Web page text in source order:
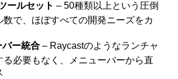
ールセット – 50種類以上という圧倒
数で、ほぼすべての開発ニーズをカ
バー統合 – Raycastのようなランチャ
る必要もなく、メニューバーから直